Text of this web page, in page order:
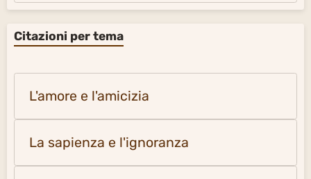
Citazioni per tema
L'amore e l'amicizia
La sapienza e l'ignoranza